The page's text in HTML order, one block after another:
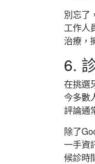
別忘了
工作人
治療，
6.
在挑選
今多數
評論通
除了
一手資
候診時